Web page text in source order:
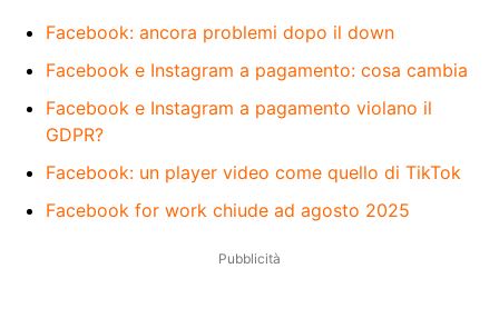
Facebook: ancora problemi dopo il down
Facebook e Instagram a pagamento: cosa cambia
Facebook e Instagram a pagamento violano il
GDPR?
Facebook: un player video come quello di TikTok
Facebook for work chiude ad agosto 2025
Pubblicità